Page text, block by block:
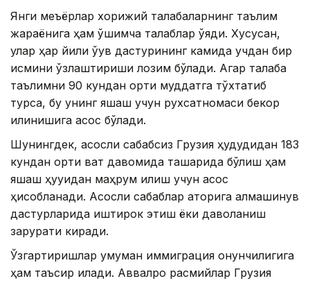
Янги меъёрлар хорижий талабаларнинг таълим
жараёнига ҳам қўшимча талаблар қўяди. Хусусан,
улар ҳар йили ўқув дастурининг камида учдан бир
қисмини ўзлаштириши лозим бўлади. Агар талаба
таълимни 90 кундан ортиқ муддатга тўхтатиб
турса, бу унинг яшаш учун рухсатномаси бекор
қилинишига асос бўлади.
Шунингдек, асосли сабабсиз Грузия ҳудудидан 183
кундан ортиқ вақт давомида ташқарида бўлиш ҳам
яшаш ҳуқуқидан маҳрум қилиш учун асос
ҳисобланади. Асосли сабаблар қаторига алмашинув
дастурларида иштирок этиш ёки даволаниш
зарурати киради.
Ўзгартиришлар умуман иммиграция қонунчилигига
ҳам таъсир қилади. Аввалроқ расмийлар Грузия